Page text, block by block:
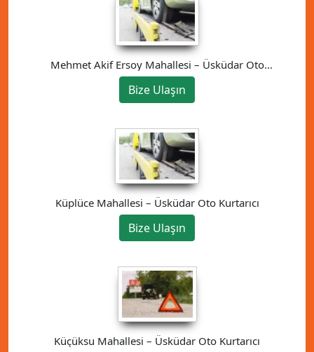
Mehmet Akif Ersoy Mahallesi – Üsküdar Oto
Kurtarıcı
Bize Ulaşın
Küplüce Mahallesi – Üsküdar Oto Kurtarıcı
Bize Ulaşın
Küçüksu Mahallesi – Üsküdar Oto Kurtarıcı